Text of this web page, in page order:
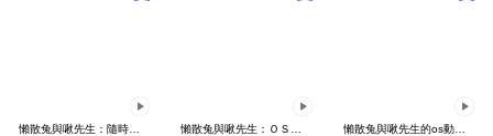
懶散兔與啾先生的os動動動